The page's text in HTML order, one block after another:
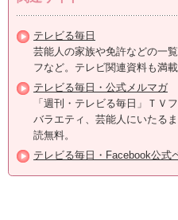
テレビる毎日
芸能人の家族や免許などの一
フなど。テレビ関連資料も満
テレビる毎日・公式メルマガ
「週刊・テレビる毎日」ＴＶ
バラエティ、芸能人にいたる
読無料。
テレビる毎日・Facebook公式